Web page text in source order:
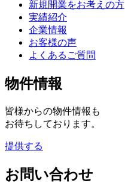
新規開業をお考えの方
実績紹介
企業情報
お客様の声
よくあるご質問
物件情報
皆様からの物件情報も
お待ちしております。
提供する
お問い合わせ